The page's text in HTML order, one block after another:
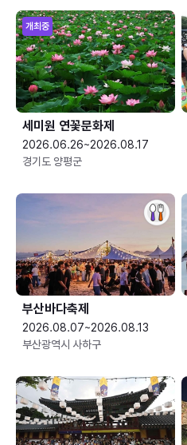
개최중
세미원 연꽃문화제
2026.06.26~2026.08.17
경기도 양평군
부산바다축제
2026.08.07~2026.08.13
부산광역시 사하구